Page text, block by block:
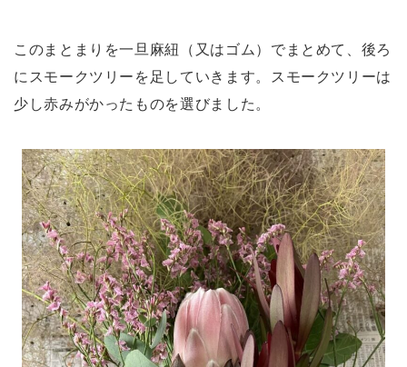
このまとまりを一旦麻紐（又はゴム）でまとめて、後ろ
にスモークツリーを足していきます。スモークツリーは
少し赤みがかったものを選びました。